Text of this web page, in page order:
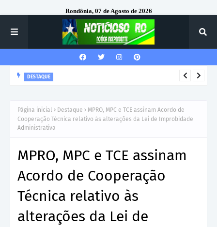
Rondônia, 07 de Agosto de 2026
DESTAQUE
Página inicial Destaque
MPRO, MPC e TCE assinam Acordo de
Cooperação Técnica relativo às alterações da Lei de Improbidade
Administrativa
MPRO, MPC e TCE assinam
Acordo de Cooperação
Técnica relativo às
alterações da Lei de